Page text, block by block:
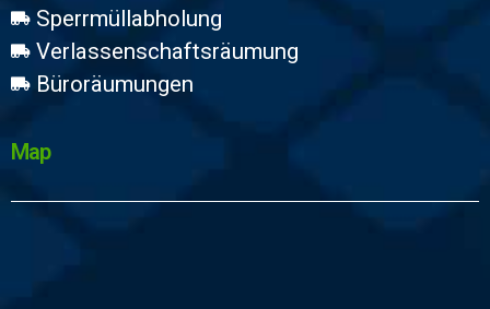
Sperrmüllabholung
Verlassenschaftsräumung
Büroräumungen
Map